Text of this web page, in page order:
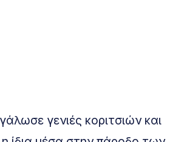
γενιές κοριτσιών και